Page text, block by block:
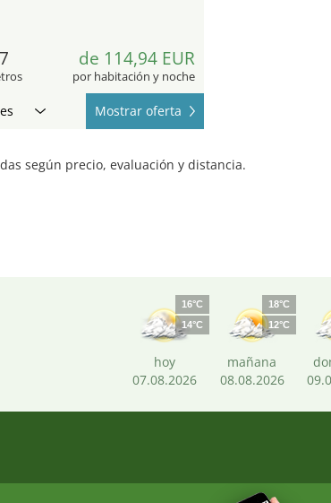
de 114,94 EUR
por habitación y noche
Mostrar oferta
según precio, evaluación y distancia.
16°C
14°C
hoy
07.08.2026
18°C
12°C
mañana
08.08.2026